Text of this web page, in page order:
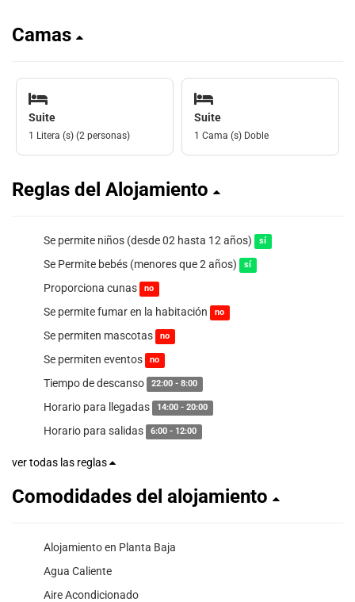
Camas
Suite
1 Litera (s) (2 personas)
Suite
1 Cama (s) Doble
Reglas del Alojamiento
Se permite niños (desde 02 hasta 12 años) sí
Se Permite bebés (menores que 2 años) sí
Proporciona cunas no
Se permite fumar en la habitación no
Se permiten mascotas no
Se permiten eventos no
Tiempo de descanso 22:00 - 8:00
Horario para llegadas 14:00 - 20:00
Horario para salidas 6:00 - 12:00
ver todas las reglas
Comodidades del alojamiento
Alojamiento en Planta Baja
Agua Caliente
Aire Acondicionado